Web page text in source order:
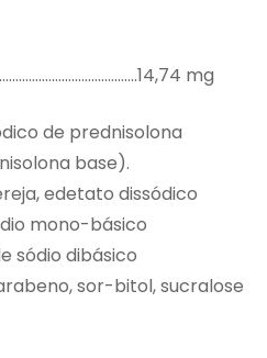
mg
de prednisolona
base).
edetato dissódico
mono-básico
sódio dibásico
sor-bitol, sucralose